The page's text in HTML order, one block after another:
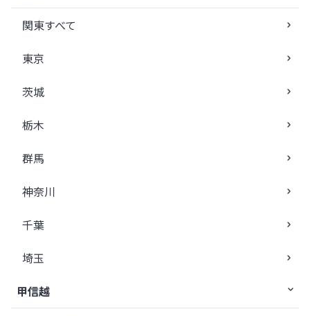
関東すべて
東京
茨城
栃木
群馬
神奈川
千葉
埼玉
甲信越